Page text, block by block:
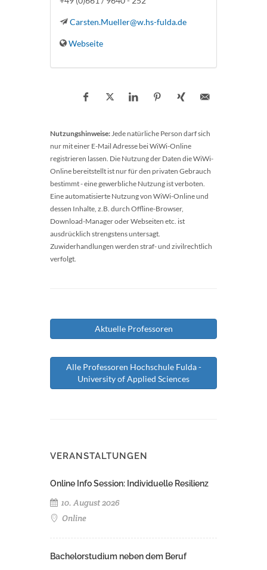
Carsten.Mueller@w.hs-fulda.de
Webseite
Nutzungshinweise:Jede natürliche Person darf sich
nur mit einer E-Mail Adresse bei WiWi-Online
registrieren lassen. Die Nutzung der Daten die WiWi-
Online bereitstellt ist nur für den privaten Gebrauch
bestimmt - eine gewerbliche Nutzung ist verboten.
Eine automatisierte Nutzung von WiWi-Online und
dessen Inhalte, z.B. durch Offline-Browser,
Download-Manager oder Webseiten etc. ist
ausdrücklich strengstens untersagt.
Zuwiderhandlungen werden straf- und zivilrechtlich
verfolgt.
Aktuelle Professoren
Alle Professoren Hochschule Fulda -
University of Applied Sciences
VERANSTALTUNGEN
Online Info Session: Individuelle Resilienz
10. August 2026
Online
Bachelorstudium neben dem Beruf